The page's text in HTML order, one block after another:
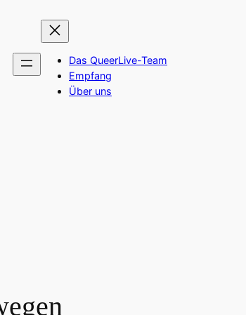
Das QueerLive-Team
Empfang
Über uns